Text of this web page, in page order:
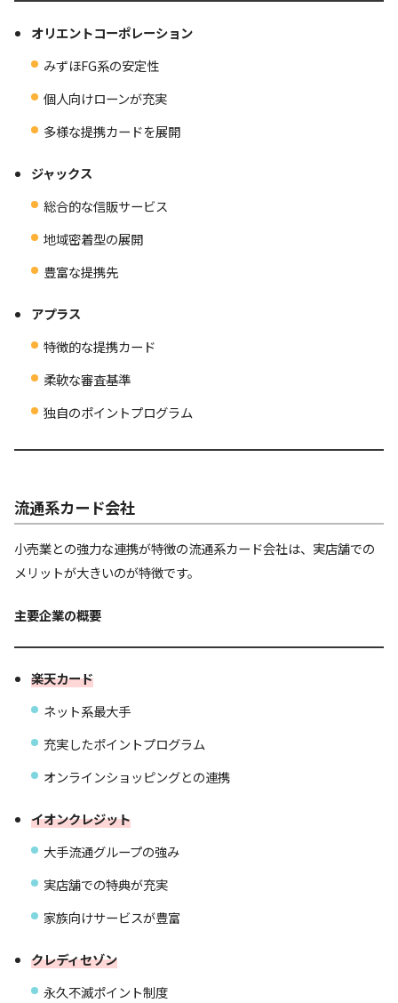
オリエントコーポレーション
みずほFG系の安定性
個人向けローンが充実
多様な提携カードを展開
ジャックス
総合的な信販サービス
地域密着型の展開
豊富な提携先
アプラス
特徴的な提携カード
柔軟な審査基準
独自のポイントプログラム
流通系カード会社
小売業との強力な連携が特徴の流通系カード会社は、実店舗での
メリットが大きいのが特徴です。
主要企業の概要
楽天カード
ネット系最大手
充実したポイントプログラム
オンラインショッピングとの連携
イオンクレジット
大手流通グループの強み
実店舗での特典が充実
家族向けサービスが豊富
クレディセゾン
永久不滅ポイント制度